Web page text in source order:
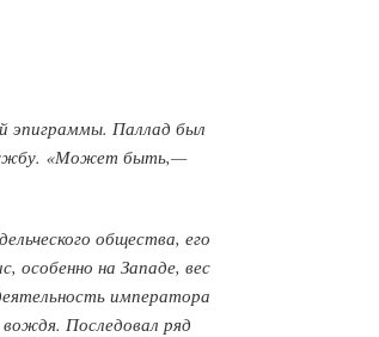
эпиграммы. Паллад был
«Может быть,—
общества, его
особенно на Западе, вес
императора
Последовал ряд